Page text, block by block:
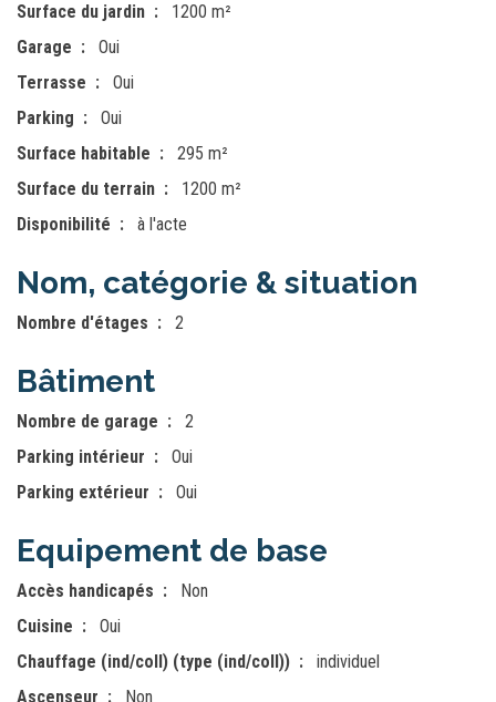
Surface du jardin
1200 m²
Garage
Oui
Terrasse
Oui
Parking
Oui
Surface habitable
295 m²
Surface du terrain
1200 m²
Disponibilité
à l'acte
Nom, catégorie & situation
Nombre d'étages 2
Bâtiment
Nombre de garage
2
Parking intérieur
Oui
Parking extérieur
Oui
Equipement de base
Accès handicapés
Non
Cuisine
Oui
Chauffage (ind/coll) (type (ind/coll))
individuel
Ascenseur
Non